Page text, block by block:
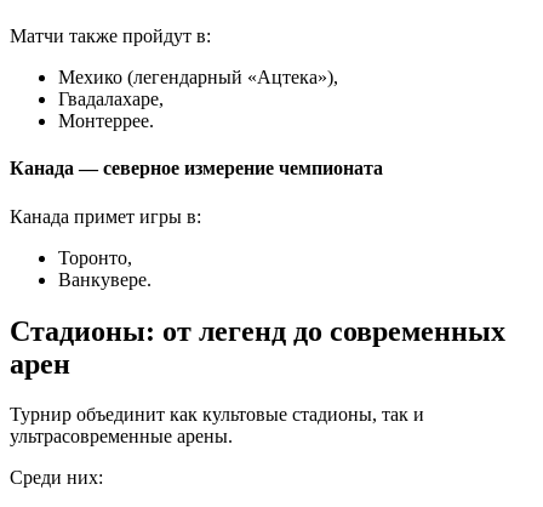
Матчи также пройдут в:
Мехико (легендарный «Ацтека»),
Гвадалахаре,
Монтеррее.
Канада — северное измерение чемпионата
Канада примет игры в:
Торонто,
Ванкувере.
Стадионы: от легенд до современных
арен
Турнир объединит как культовые стадионы, так и
ультрасовременные арены.
Среди них: